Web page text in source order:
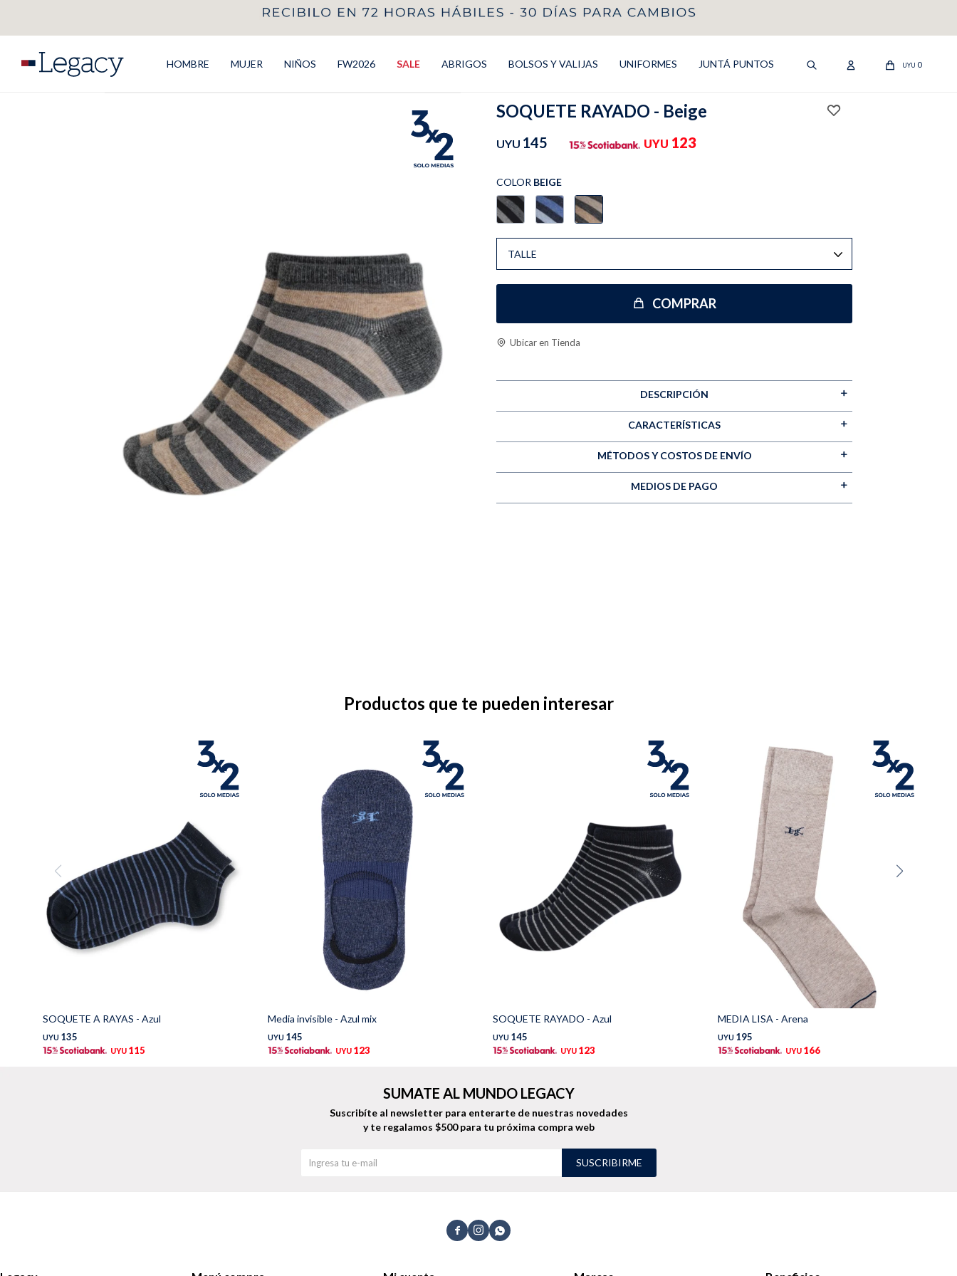
HOMBRE MUJER NIÑOS FW2026 SALE ABRIGOS BOLSOS Y VALIJAS UNIFORMES JUNTÁ PUNTOS UYU 0
SOQUETE RAYADO - Beige
UYU 145 UYU 123
COLOR BEIGE
TALLE
COMPRAR
Ubicar en Tienda
DESCRIPCIÓN
CARACTERÍSTICAS
MÉTODOS Y COSTOS DE ENVÍO
MEDIOS DE PAGO
Productos que te pueden interesar
SOQUETE A RAYAS - Azul
UYU 135
UYU 115
Media invisible - Azul mix
UYU 145
UYU 123
SOQUETE RAYADO - Azul
UYU 145
UYU 123
MEDIA LISA - Arena
UYU 195
UYU 166
  
SUMATE AL MUNDO LEGACY
Suscribíte al newsletter para enterarte de nuestras novedades
y te regalamos $500 para tu próxima compra web
SUSCRIBIRME